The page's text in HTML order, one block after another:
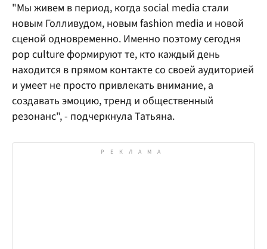
"Мы живем в период, когда social media стали
новым Голливудом, новым fashion media и новой
сценой одновременно. Именно поэтому сегодня
pop culture формируют те, кто каждый день
находится в прямом контакте со своей аудиторией
и умеет не просто привлекать внимание, а
создавать эмоцию, тренд и общественный
резонанс", - подчеркнула Татьяна.